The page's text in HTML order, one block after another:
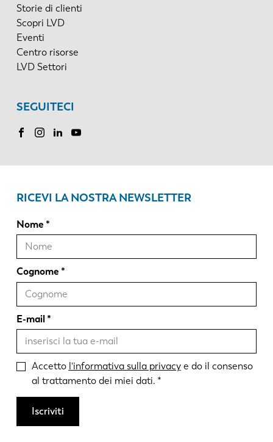
Storie di clienti
Scopri LVD
Eventi
Centro risorse
LVD Settori
SEGUITECI
RICEVI LA NOSTRA NEWSLETTER
Nome
Cognome
E-mail
Accetto l'informativa sulla privacye do il consenso
al trattamento dei miei dati.
Iscriviti